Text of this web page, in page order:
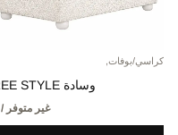
كراسي/بوفات,
وسادة FREE STYLE
غير متوفر /